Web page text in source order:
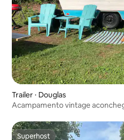
Trailer ⋅ Douglas
Acampamento vintage
Superhost